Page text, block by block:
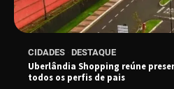
CIDADES DESTAQUE
Uberlândia Shopping reúne
todos os perfis de pais
EMCANTAR
do novo álbum